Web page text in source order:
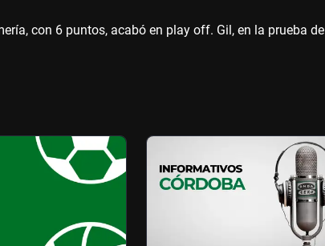
con 6 puntos, acabó en play off. Gil, en la prueba de